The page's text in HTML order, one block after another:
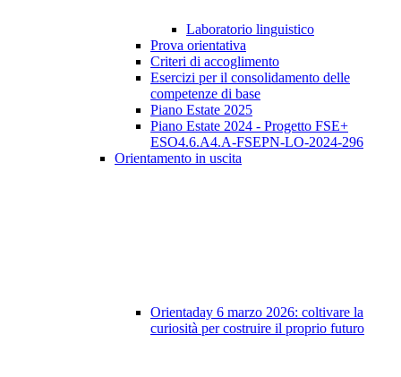
Laboratorio linguistico
Prova orientativa
Criteri di accoglimento
Esercizi per il consolidamento delle
competenze di base
Piano Estate 2025
Piano Estate 2024 - Progetto FSE+
ESO4.6.A4.A-FSEPN-LO-2024-296
Orientamento in uscita
Orientaday 6 marzo 2026: coltivare la
curiosità per costruire il proprio futuro